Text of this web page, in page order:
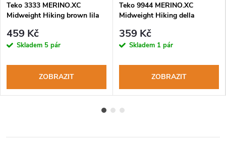
Teko 3333 MERINO.XC
Midweight Hiking brown lila
459 Kč
Skladem 5 pár
ZOBRAZIT
Teko 9944 MERINO.XC
Midweight Hiking della
359 Kč
Skladem 1 pár
ZOBRAZIT